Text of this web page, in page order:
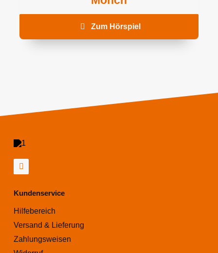
Zum Hörspiel
Kundenservice
Hilfebereich
Versand & Lieferung
Zahlungsweisen